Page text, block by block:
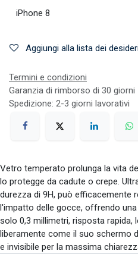
Aggiungi alla lista dei
Termini e condizioni
Garanzia di rimborso di 30 giorni
Spedizione: 2-3 giorni lavorativi
Vetro temperato prolunga la vita
lo protegge da cadute o crepe.
durezza di 9H, può efficacemente
l'impatto delle gocce, offrendo
solo 0,3 millimetri, risposta rapida,
liberamente come il suo schermo
e invisibile per la massima